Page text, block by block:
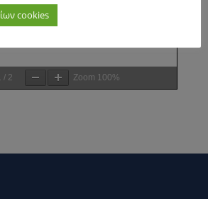
/ 2 Zoom 100%
cookies